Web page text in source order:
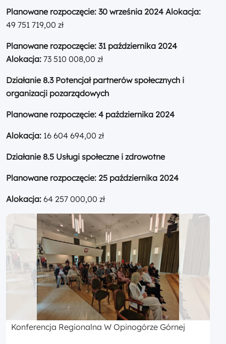
Planowane rozpoczęcie: 30 września 2024 Alokacja:
49 751 719,00 zł
Planowane rozpoczęcie: 31 października 2024
Alokacja: 73 510 008,00 zł
Działanie 8.3 Potencjał partnerów społecznych i
organizacji pozarządowych
Planowane rozpoczęcie: 4 października 2024
Alokacja: 16 604 694,00 zł
Działanie 8.5 Usługi społeczne i zdrowotne
Planowane rozpoczęcie: 25 października 2024
Alokacja: 64 257 000,00 zł
Konferencja Regionalna W Opinogórze Górnej